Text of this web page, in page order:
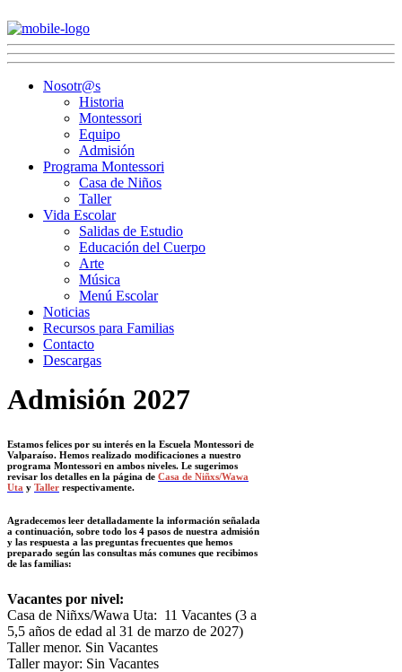
Nosotr@s
Historia
Montessori
Equipo
Admisión
Programa Montessori
Casa de Niños
Taller
Vida Escolar
Salidas de Estudio
Educación del Cuerpo
Arte
Música
Menú Escolar
Noticias
Recursos para Familias
Contacto
Descargas
Admisión 2027
Estamos felices por su interés en la Escuela Montessori de
Valparaíso. Hemos realizado modificaciones a nuestro
programa Montessori en ambos niveles. Le sugerimos
revisar los detalles en la página de Casa de Niñxs/Wawa
Uta y Taller respectivamente.
Agradecemos leer detalladamente la información señalada
a continuación, sobre todo los 4 pasos de nuestra admisión
y las respuesta a las preguntas frecuentes que hemos
preparado según las consultas más comunes que recibimos
de las familias:
Vacantes por nivel:
Casa de Niñxs/Wawa Uta: 11 Vacantes (3 a
5,5 años de edad al 31 de marzo de 2027)
Taller menor. Sin Vacantes
Taller mayor: Sin Vacantes